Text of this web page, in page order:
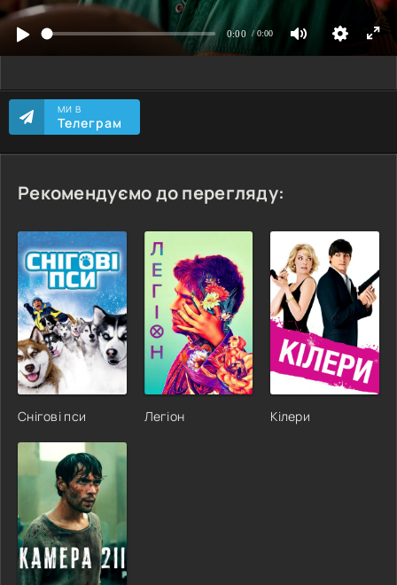
МИ В
Телеграм
Рекомендуємо до перегляду:
Снігові пси Легіон Кілери